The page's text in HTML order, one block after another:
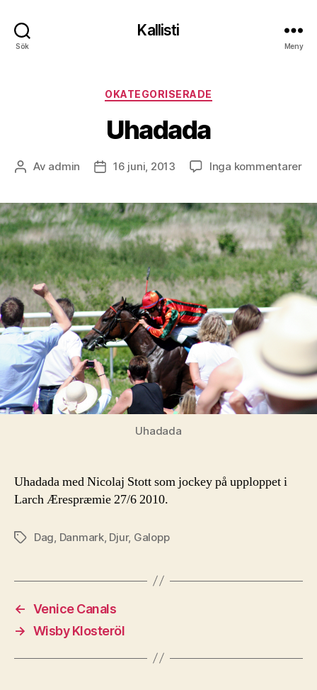
Sök
Kallisti
Meny
Kategorier
OKATEGORISERADE
Uhadada
Inläggsförfattare
Av admin Inläggsdatum
16 juni, 2013 Inga kommentarertill
Uhadada
Uhadada med Nicolaj Stott som jockey på upploppet i
Larch Ærespræmie 27/6 2010.
Etiketter
Dag, Danmark, Djur, Galopp
← Venice Canals
→ Wisby Klosteröl